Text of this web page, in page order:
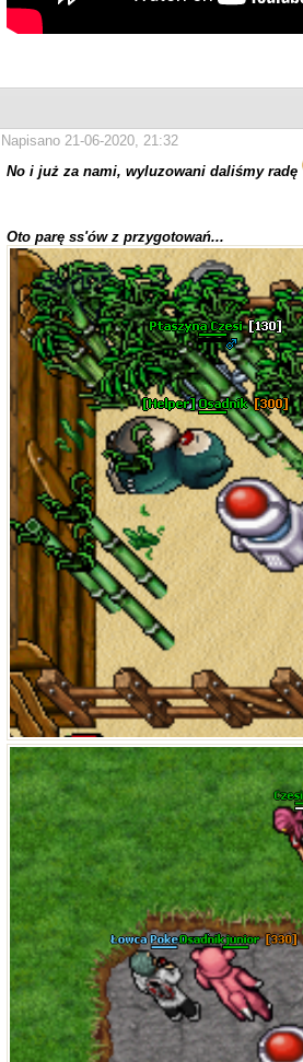
Napisano 21-06-2020, 21:32
No i już za nami, wyluzowani daliśmy radę
Oto parę ss'ów z przygotowań...